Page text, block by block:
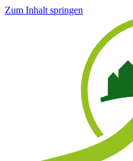
Zum Inhalt springen